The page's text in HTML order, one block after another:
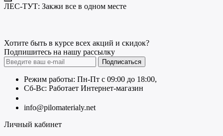
ЛЕС-ТУТ: Закжи все в одном месте
Хотите быть в курсе всех акций и скидок?
Подпишитесь на нашу рассылку
Подписаться
Режим работы: Пн-Пт с 09:00 до 18:00,
Сб-Вс: Работает Интернет-магазин
info@pilomaterialy.net
Личный кабинет